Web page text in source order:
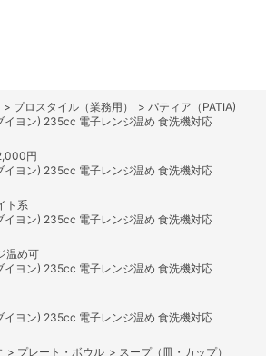
> プロスタイル（業務用） > パティア（PATIA)
イヨン) 235cc 電子レンジ温め 食洗機対応
円
イヨン) 235cc 電子レンジ温め 食洗機対応
ト系
イヨン) 235cc 電子レンジ温め 食洗機対応
温め可
イヨン) 235cc 電子レンジ温め 食洗機対応
イヨン) 235cc 電子レンジ温め 食洗機対応
> プレート・ボウル > スープ（皿・カップ）